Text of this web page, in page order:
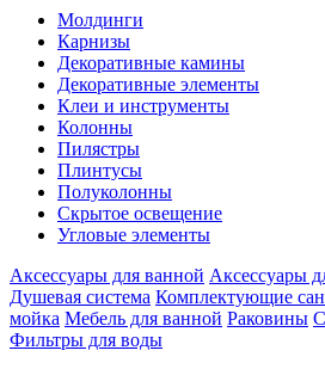
Молдинги
Карнизы
Декоративные камины
Декоративные элементы
Клеи и инструменты
Колонны
Пилястры
Плинтусы
Полуколонны
Скрытое освещение
Угловые элементы
Аксессуары для ванной Аксессуары
Душевая система Комплектующие
мойка Мебель для ванной Раковины
Фильтры для воды